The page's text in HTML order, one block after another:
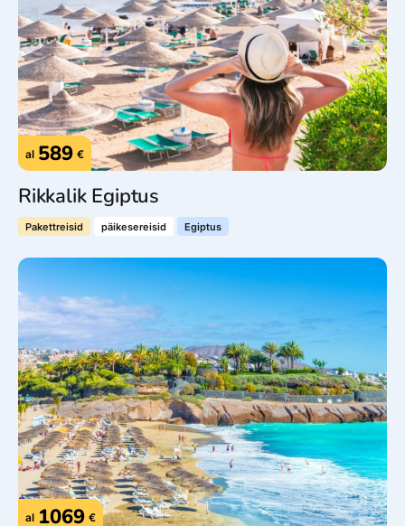
al 589 €
Rikkalik Egiptus
Pakettreisid päikesereisid Egiptus
al 1069 €